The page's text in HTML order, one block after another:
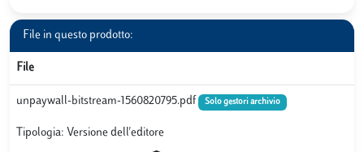
File in questo prodotto:
File
unpaywall-bitstream-1560820795.pdf Solo gestori archivio
Tipologia: Versione dell'editore